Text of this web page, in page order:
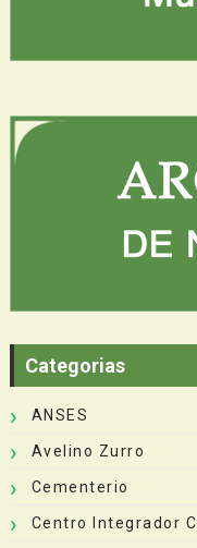
Categorias
ANSES
Avelino Zurro
Cementerio
Centro Integrador